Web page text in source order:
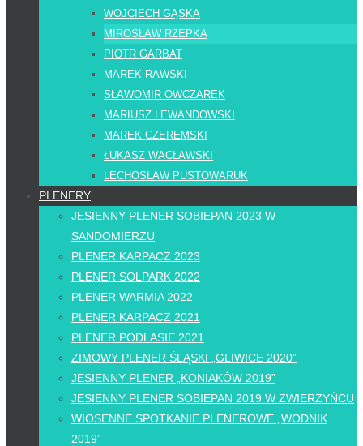
WOJCIECH GĄSKA
MIROSŁAW RZEPKA
PIOTR GARBAT
MAREK RAWSKI
SŁAWOMIR OWCZAREK
MARIUSZ LEWANDOWSKI
MAREK CZEREMSKI
ŁUKASZ WACŁAWSKI
LECHOSŁAW PUSTOWARUK
PLENERY
JESIENNY PLENER SOBIEPAN 2023 W
SANDOMIERZU
PLENER KARPACZ 2023
PLENER SOLPARK 2022
PLENER WARMIA 2022
PLENER KARPACZ 2021
PLENER PODLASIE 2021
ZIMOWY PLENER ŚLĄSKI „GLIWICE 2020”
JESIENNY PLENER „KONIAKÓW 2019”
JESIENNY PLENER SOBIEPAN 2019 W ZWIERZYŃCU
WIOSENNE SPOTKANIE PLENEROWE „WODNIK
2019”